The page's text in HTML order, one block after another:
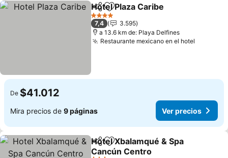
CompartirAgregar a favoritos
Hotel Plaza Caribe
4 Estrellas
7,4
3.595
a 13.6 km de: Playa Delfines
Restaurante mexicano en el hotel
De $41.012
Mira precios de 9 páginas Ver precios
CompartirAgregar a favoritos
Hotel Xbalamqué & Spa
Cancún Centro